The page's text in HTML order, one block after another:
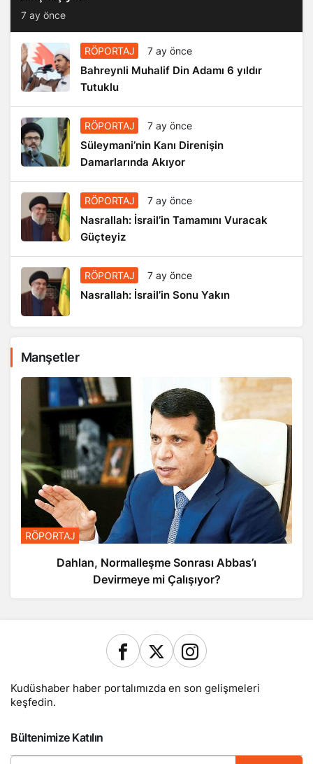
7 ay önce
RÖPORTAJ 7 ay önce
Bahreynli Muhalif Din Adamı 6 yıldır
Tutuklu
RÖPORTAJ 7 ay önce
Süleymani’nin Kanı Direnişin
Damarlarında Akıyor
RÖPORTAJ 7 ay önce
Nasrallah: İsrail’in Tamamını Vuracak
Güçteyiz
RÖPORTAJ 7 ay önce
Nasrallah: İsrail’in Sonu Yakın
Manşetler
RÖPORTAJ
Dahlan, Normalleşme Sonrası Abbas’ı
Devirmeye mi Çalışıyor?
Kudüshaber haber portalımızda en son gelişmeleri
keşfedin.
Bültenimize Katılın